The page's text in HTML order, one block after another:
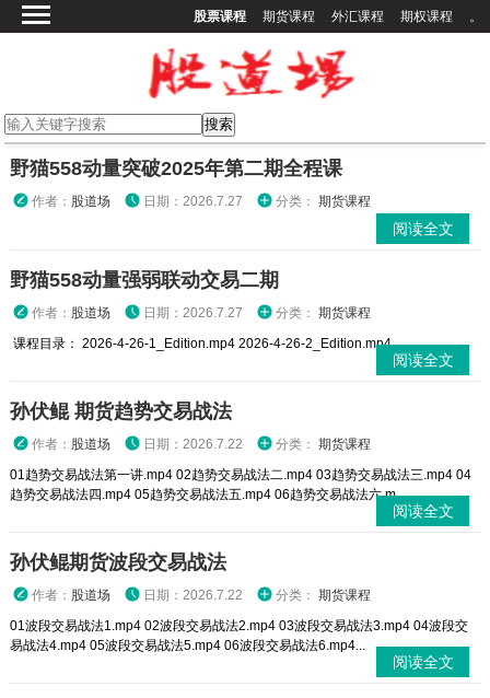
股票课程 期货课程 外汇课程 期权课程 。
期货课程
期权课程
外汇课程
其他课程
登录
野猫558动量突破2025年第二期全程课
作者： 股道场 日期：2026.7.27 分类： 期货课程
阅读全文
野猫558动量强弱联动交易二期
作者： 股道场 日期：2026.7.27 分类： 期货课程
课程目录： 2026-4-26-1_Edition.mp4 2026-4-26-2_Edition.mp4 ...
阅读全文
孙伏鲲 期货趋势交易战法
作者： 股道场 日期：2026.7.22 分类： 期货课程
01趋势交易战法第一讲.mp4 02趋势交易战法二.mp4 03趋势交易战法三.mp4 04
趋势交易战法四.mp4 05趋势交易战法五.mp4 06趋势交易战法六.m...
阅读全文
孙伏鲲期货波段交易战法
作者： 股道场 日期：2026.7.22 分类： 期货课程
01波段交易战法1.mp4 02波段交易战法2.mp4 03波段交易战法3.mp4 04波段交
易战法4.mp4 05波段交易战法5.mp4 06波段交易战法6.mp4...
阅读全文